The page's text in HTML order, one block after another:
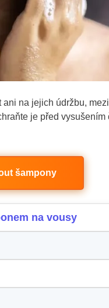
na jejich údržbu,
je před
šampony
na vousy